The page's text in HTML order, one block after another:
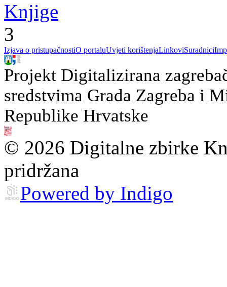
Knjige
3
Izjava o pristupačnostiO portaluUvjeti korištenjaLinkoviSuradnici
Projekt Digitalizirana
sredstvima Grada Zagreba i
Republike Hrvatske
© 2026 Digitalne zbirke
pridržana
Powered by Indigo